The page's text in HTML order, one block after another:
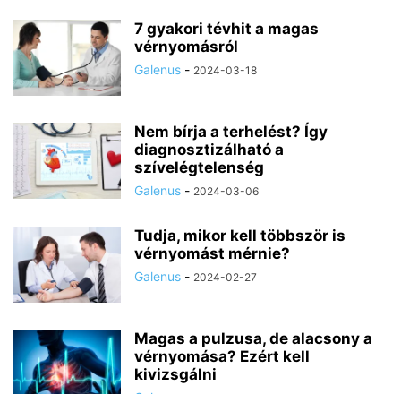
7 gyakori tévhit a magas
vérnyomásról
Galenus - 2024-03-18
Nem bírja a terhelést? Így
diagnosztizálható a
szívelégtelenség
Galenus - 2024-03-06
Tudja, mikor kell többször is
vérnyomást mérnie?
Galenus - 2024-02-27
Magas a pulzusa, de alacsony a
vérnyomása? Ezért kell
kivizsgálni